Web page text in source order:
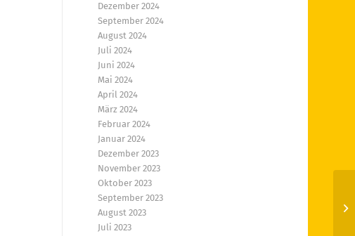
Dezember 2024
September 2024
August 2024
Juli 2024
Juni 2024
Mai 2024
April 2024
März 2024
Februar 2024
Januar 2024
Dezember 2023
November 2023
Oktober 2023
September 2023
August 2023
Juli 2023